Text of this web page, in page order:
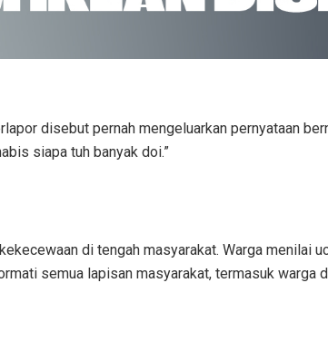
disebut pernah mengeluarkan pernyataan
siapa tuh banyak doi.”
di tengah masyarakat. Warga menilai
semua lapisan masyarakat, termasuk warga